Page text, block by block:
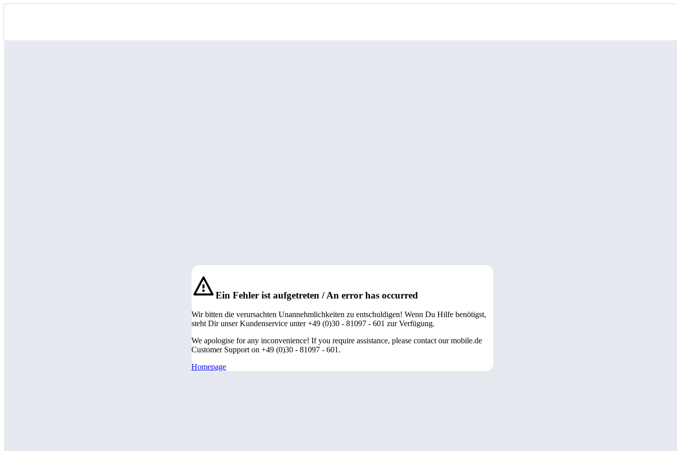
Ein Fehler ist aufgetreten / An error has occurred
Wir bitten die verursachten Unannehmlichkeiten zu entschuldigen! Wenn Du Hilfe benötigst,
steht Dir unser Kundenservice unter +49 (0)30 - 81097 - 601 zur Verfügung.
We apologise for any inconvenience! If you require assistance, please contact our mobile.de
Customer Support on +49 (0)30 - 81097 - 601.
Homepage